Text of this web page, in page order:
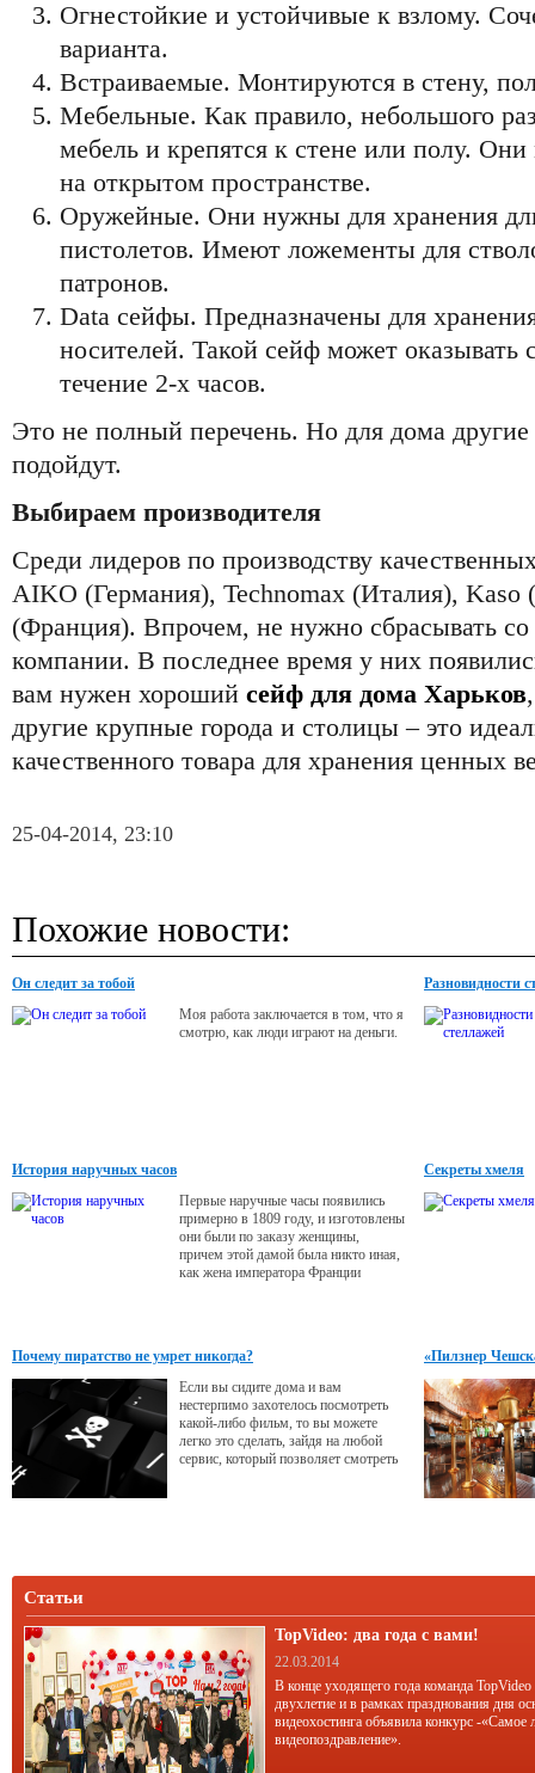
Огнестойкие и устойчивые к взлому.
варианта.
Встраиваемые. Монтируются в стену,
Мебельные. Как правило, небольшого
мебель и крепятся к стене или полу. Они
на открытом пространстве.
Оружейные. Они нужны для хранения
пистолетов. Имеют ложементы для
патронов.
Data сейфы. Предназначены для
носителей. Такой сейф может оказывать
течение 2-х часов.
Это не полный перечень. Но для дома
подойдут.
Выбираем производителя
Среди лидеров по производству
AIKO (Германия), Technomax (Италия), Kaso
(Франция). Впрочем, не нужно сбрасывать со
компании. В последнее время у них
вам нужен хороший сейф для дома Харьков
другие крупные города и столицы – это
качественного товара для хранения ценных
25-04-2014, 23:10
Похожие новости:
Он следит за тобой
Моя работа заключается в том, что я
смотрю, как люди играют на деньги.
Разновидности
История наручных часов
Первые наручные часы появились
примерно в 1809 году, и изготовлены
они были по заказу женщины,
причем этой дамой была никто иная,
как жена императора Франции
августе Амелии Люксембургской.
Секреты хмеля
Почему пиратство не умрет никогда?
Если вы сидите дома и вам
нестерпимо захотелось посмотреть
какой-либо фильм, то вы можете
легко это сделать, зайдя на любой
сервис, который позволяет смотреть
«Пилзнер
Статьи
TopVideo: два года с вами!
22.03.2014
В конце уходящего года команда TopVideo
двухлетие и в рамках празднования дня
видеохостинга объявила конкурс -«Самое
видеопоздравление».